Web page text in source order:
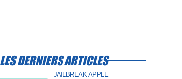
LES DERNIERS ARTICLES
JAILBREAK APPLE